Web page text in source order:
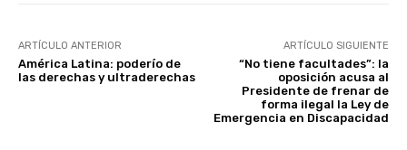
ARTÍCULO ANTERIOR
América Latina: poderío de
las derechas y ultraderechas
ARTÍCULO SIGUIENTE
“No tiene facultades”: la
oposición acusa al
Presidente de frenar de
forma ilegal la Ley de
Emergencia en Discapacidad